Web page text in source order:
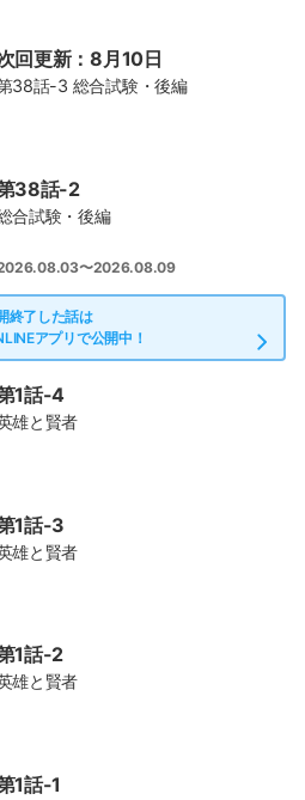
回更新：8月10日
38話-3 総合試験・後編
38話-2
合試験・後編
〜2026.08.09
終了した話は
アプリで公開中！
1話-4
雄と賢者
1話-3
雄と賢者
1話-2
雄と賢者
1話-1